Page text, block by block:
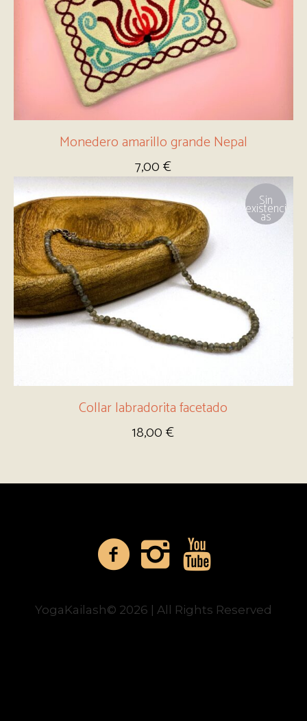
Monedero amarillo grande Nepal
7,00€
Sin
existenci
as
Collar labradorita facetado
18,00€
YogaKailash© 2026 | All Rights Reserved